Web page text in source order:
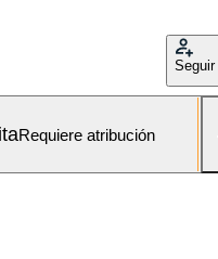
Seguir
Requiere atribución